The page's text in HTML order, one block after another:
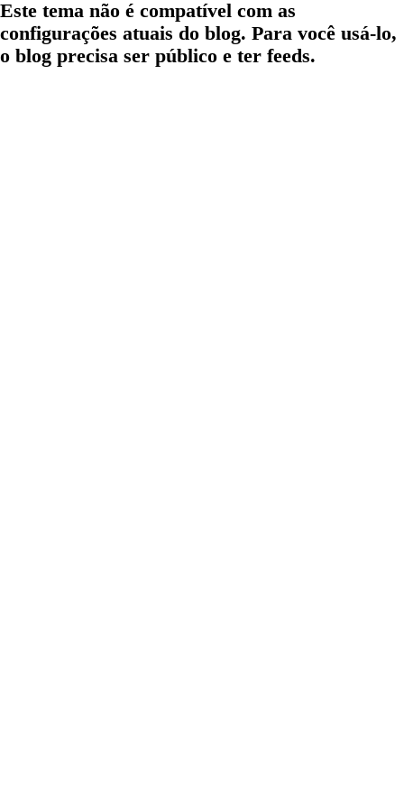
Este tema não é compatível com as
configurações atuais do blog. Para você usá-lo,
o blog precisa ser público e ter feeds.